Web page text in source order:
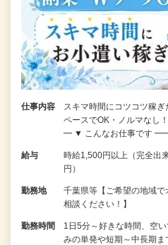
仕事内容
スキマ時間にコツコツ稼
ペースでOK・ノル
━ ▼ こんなお仕事で
給与
時給1,500円以上（完全出
円）
勤務地
千葉県等【ご希望の地域
相談ください！】
勤務時間
1日5分～好きな時間、空
みの単発や短期～中長期